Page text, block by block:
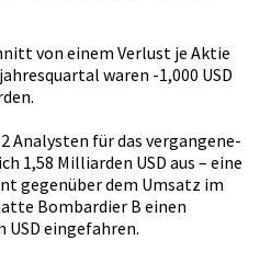
von einem Verlust je Aktie
waren -1,000 USD
Analysten für das vergangene­
1,58 Milliarden­ USD aus – eine
gegenüber dem Umsatz im
Bombardier­ B einen
USD eingefahre­n.